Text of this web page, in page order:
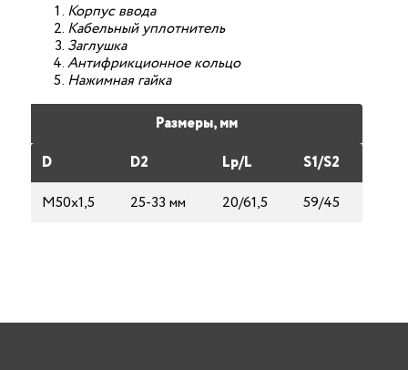
Корпус ввода
Кабельный уплотнитель
Заглушка
Антифрикционное кольцо
Нажимная гайка
Размеры, мм
D
D2 Lp/L
S1/S2
М50х1,5
25-33 мм 20/61,5 59/45